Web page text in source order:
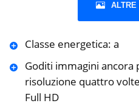
ALTRE
Classe energetica: a
Goditi immagini ancora
risoluzione quattro
Full HD